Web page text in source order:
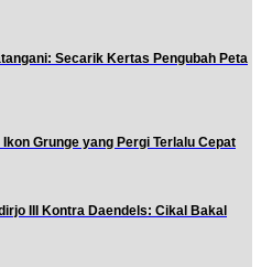
Secarik Kertas Pengubah Peta
Grunge yang Pergi Terlalu Cepat
III Kontra Daendels: Cikal Bakal